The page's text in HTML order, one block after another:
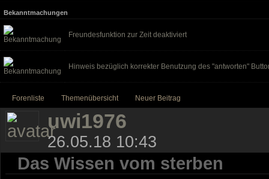
Bekanntmachungen
Freundesfunktion zur Zeit deaktiviert
Hinweis bezüglich korrekter Benutzung des "antworten"
Forenliste Themenübersicht Neuer Beitrag
uwi1976
26.05.18 10:43
Das Wissen vom sterben